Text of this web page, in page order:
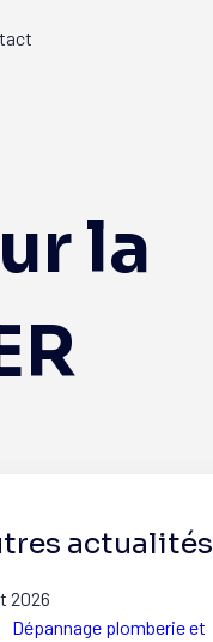
la
actualités
2026
Dépannage plomberie et